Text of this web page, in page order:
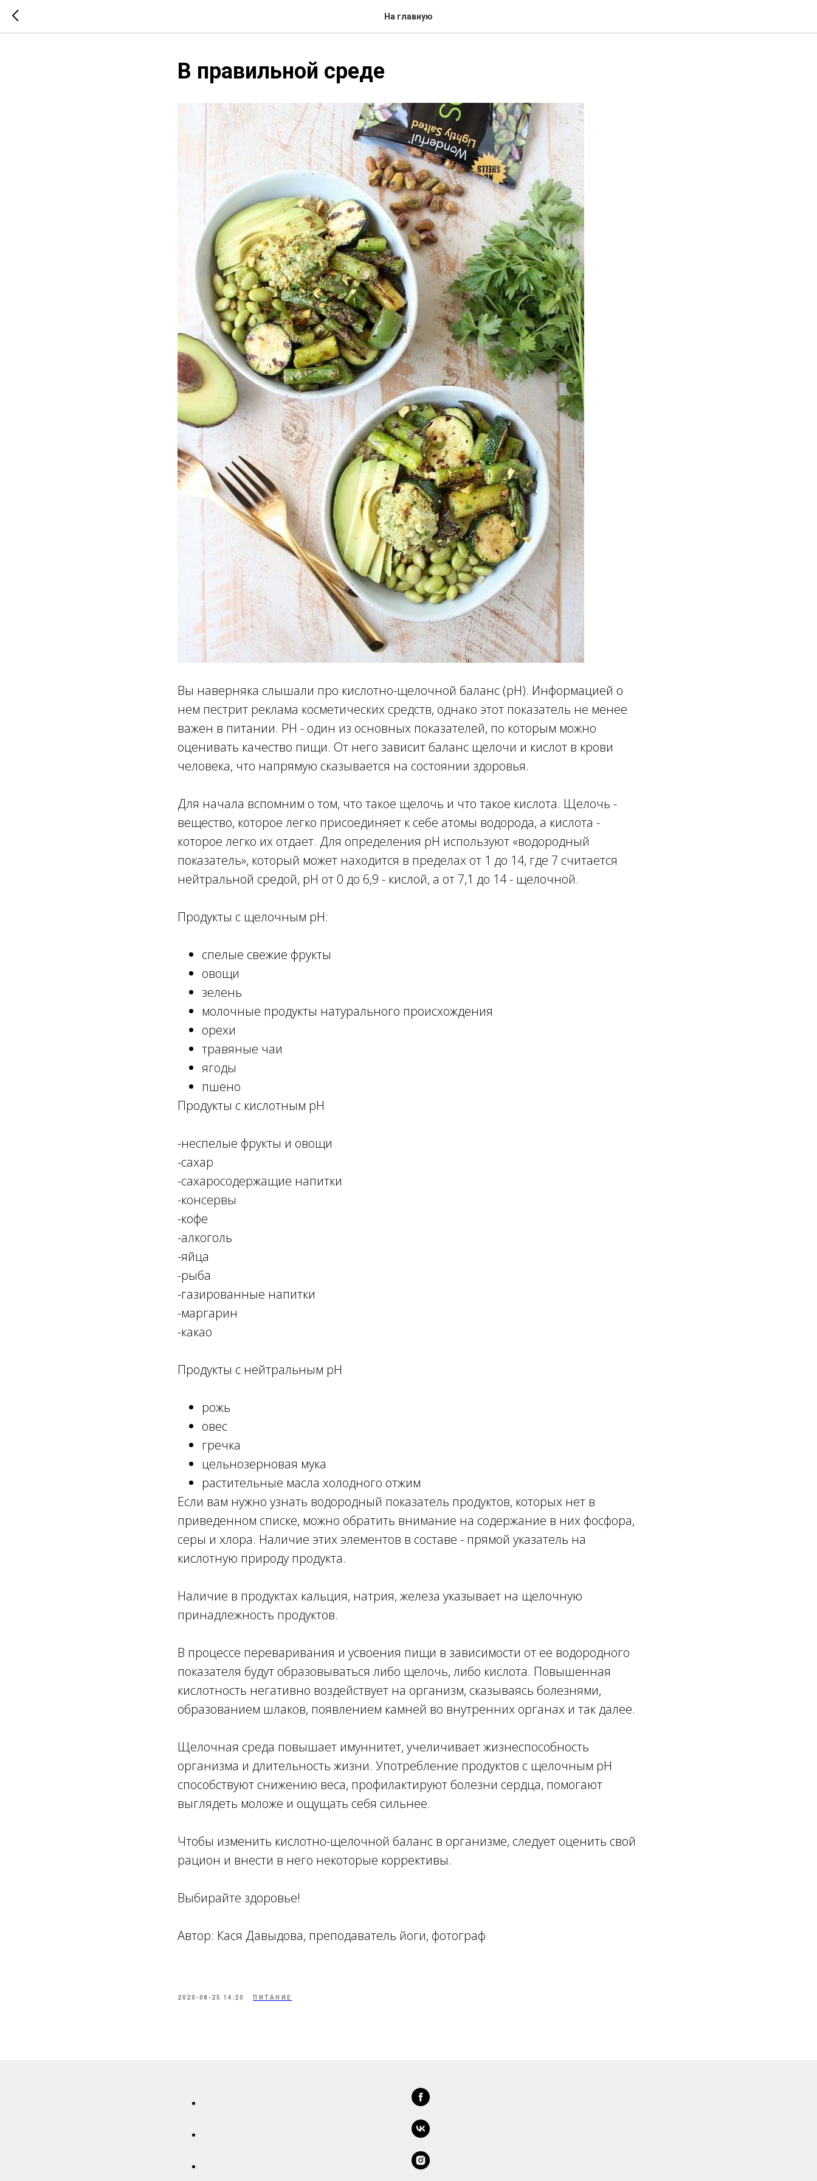
На главную
В правильной среде
Вы наверняка слышали про кислотно-щелочной баланс (pH). Информацией о
нем пестрит реклама косметических средств, однако этот показатель не менее
важен в питании. PH - один из основных показателей, по которым можно
оценивать качество пищи. От него зависит баланс щелочи и кислот в крови
человека, что напрямую сказывается на состоянии здоровья.
Для начала вспомним о том, что такое щелочь и что такое кислота. Щелочь -
вещество, которое легко присоединяет к себе атомы водорода, а кислота -
которое легко их отдает. Для определения pH используют «водородный
показатель», который может находится в пределах от 1 до 14, где 7 считается
нейтральной средой, pH от 0 до 6,9 - кислой, а от 7,1 до 14 - щелочной.
Продукты с щелочным pH:
спелые свежие фрукты
овощи
зелень
молочные продукты натурального происхождения
орехи
травяные чаи
ягоды
пшено
Продукты с кислотным pH
-неспелые фрукты и овощи
-сахар
-сахаросодержащие напитки
-консервы
-кофе
-алкоголь
-яйца
-рыба
-газированные напитки
-маргарин
-какао
Продукты с нейтральным pH
рожь
овес
гречка
цельнозерновая мука
растительные масла холодного отжим
Если вам нужно узнать водородный показатель продуктов, которых нет в
приведенном списке, можно обратить внимание на содержание в них фосфора,
серы и хлора. Наличие этих элементов в составе - прямой указатель на
кислотную природу продукта.
Наличие в продуктах кальция, натрия, железа указывает на щелочную
принадлежность продуктов.
В процессе переваривания и усвоения пищи в зависимости от ее водородного
показателя будут образовываться либо щелочь, либо кислота. Повышенная
кислотность негативно воздействует на организм, сказываясь болезнями,
образованием шлаков, появлением камней во внутренних органах и так далее.
Щелочная среда повышает имуннитет, учеличивает жизнеспособность
организма и длительность жизни. Употребление продуктов с щелочным pH
способствуют снижению веса, профилактируют болезни сердца, помогают
выглядеть моложе и ощущать себя сильнее.
Чтобы изменить кислотно-щелочной баланс в организме, следует оценить свой
рацион и внести в него некоторые коррективы.
Выбирайте здоровье!
Автор: Кася Давыдова, преподаватель йоги, фотограф
2020-08-25 14:20 ПИТАНИЕ